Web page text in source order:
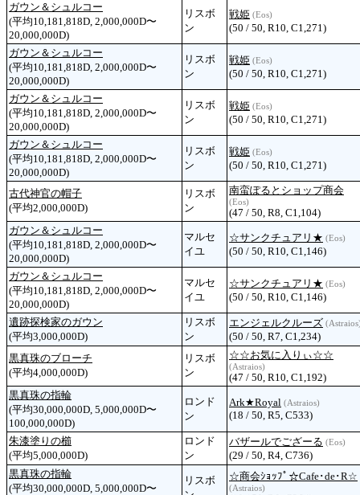
ガウン＆シュルコー
(平均10,181,818D, 2,000,000D〜
20,000,000D)
リスボ
ン
戦姫 (Eos)
(50 / 50, R10, C1,271)
ガウン＆シュルコー
(平均10,181,818D, 2,000,000D〜
20,000,000D)
リスボ
ン
戦姫 (Eos)
(50 / 50, R10, C1,271)
ガウン＆シュルコー
(平均10,181,818D, 2,000,000D〜
20,000,000D)
リスボ
ン
戦姫 (Eos)
(50 / 50, R10, C1,271)
ガウン＆シュルコー
(平均10,181,818D, 2,000,000D〜
20,000,000D)
リスボ
ン
戦姫 (Eos)
(50 / 50, R10, C1,271)
古代神官の帽子
(平均2,000,000D)
リスボ
ン
南蛮ぽるとショップ商会
(Eos)
(47 / 50, R8, C1,104)
ガウン＆シュルコー
(平均10,181,818D, 2,000,000D〜
20,000,000D)
マルセ
イユ
☆サンクチュアリ★ (Eos)
(50 / 50, R10, C1,146)
ガウン＆シュルコー
(平均10,181,818D, 2,000,000D〜
20,000,000D)
マルセ
イユ
☆サンクチュアリ★ (Eos)
(50 / 50, R10, C1,146)
遺跡探検家のガウン
(平均3,000,000D)
リスボ
ン
エンジェルクルーズ
(50 / 50, R7, C1,234)
黒真珠のブローチ
(平均4,000,000D)
リスボ
ン
☆☆お気に入りぃ☆☆
(Astraios)
(47 / 50, R10, C1,192)
黒真珠の指輪
(平均30,000,000D, 5,000,000D〜
100,000,000D)
ロンド
ン
Ark★Royal (Astraios)
(18 / 50, R5, C533)
朱漆塗りの櫛
(平均5,000,000D)
ロンド
ン
バザールでござーる (Eos)
(29 / 50, R4, C736)
黒真珠の指輪
(平均30,000,000D, 5,000,000D〜
リスボ
☆商会ｼｮｯﾌﾟ☆Cafe･de･R☆
(Astraios)